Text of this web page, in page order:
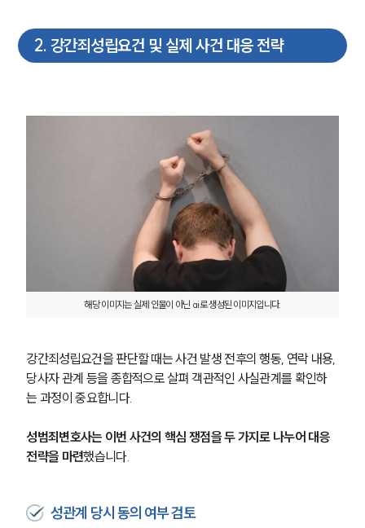
2. 강간죄성립요건 및 실제 사건 대응 전략
해당 이미지는 실제 인물이 아닌 ai로 생성된 이미지입니다.
강간죄성립요건을 판단할 때는 사건 발생 전후의 행동, 연락 내용,
당사자 관계 등을 종합적으로 살펴 객관적인 사실관계를 확인하
는 과정이 중요합니다.
성범죄변호사는 이번 사건의 핵심 쟁점을 두 가지로 나누어 대응
전략을 마련했습니다.
성관계 당시 동의 여부 검토